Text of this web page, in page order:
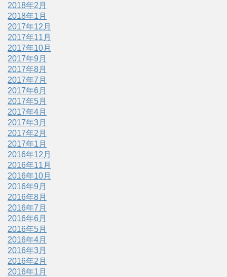
2018年2月
2018年1月
2017年12月
2017年11月
2017年10月
2017年9月
2017年8月
2017年7月
2017年6月
2017年5月
2017年4月
2017年3月
2017年2月
2017年1月
2016年12月
2016年11月
2016年10月
2016年9月
2016年8月
2016年7月
2016年6月
2016年5月
2016年4月
2016年3月
2016年2月
2016年1月